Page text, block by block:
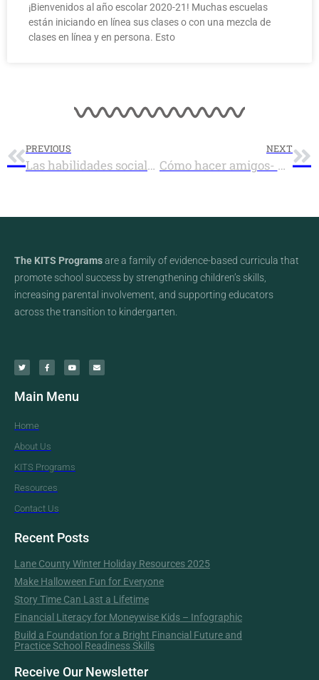
¡Bienvenidos al año escolar 2020-21! Muchas escuelas
están iniciando en línea sus clases o con una mezcla de
clases en línea y en persona. Esto
PREVIOUS
Las habilidades sociales: consejos para niños
NEXT
Cómo hacer amigos- Una guía para los niños
The KITS Programsare a family of evidence-based curricula that
promote school success by strengthening children’s skills,
increasing parental involvement, and supporting educators
across the transition to kindergarten.
Main Menu
Home
About Us
KITS Programs
Resources
Contact Us
Recent Posts
Lane County Winter Holiday Resources 2025
Make Halloween Fun for Everyone
Story Time Can Last a Lifetime
Financial Literacy for Moneywise Kids – Infographic
Build a Foundation for a Bright Financial Future and
Practice School Readiness Skills
Receive Our Newsletter